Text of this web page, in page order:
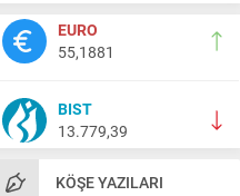
EURO
55,1881
BIST
13.779,39
KÖŞE YAZILARI